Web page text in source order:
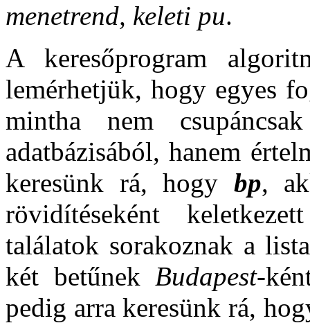
menetrend, keleti pu.
A keresőprogram
lemérhetjük, hogy egyes
mintha nem
adatbázisából, hanem
keresünk rá, hogy bp,
rövidítéseként
találatok sorakoznak a
két betűnek Budapest-
pedig arra keresünk rá,